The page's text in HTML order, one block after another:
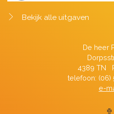
Bekijk alle uitgaven
De heer
4389 TN
telefoon: (06)
e-